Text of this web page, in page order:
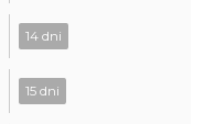
14 dni
15 dni